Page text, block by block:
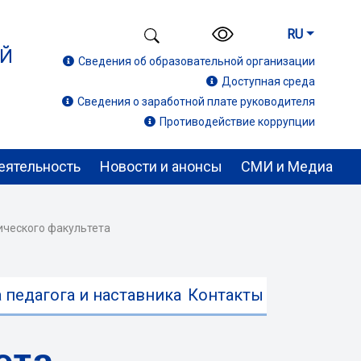
RU
Сведения об образовательной организации
Доступная среда
Сведения о заработной плате руководителя
Противодействие коррупции
Новости и анонсы СМИ и Медиа
факультета
и наставника Контакты